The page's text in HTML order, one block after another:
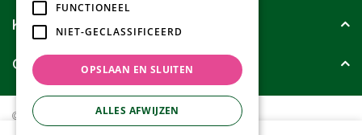
Klanten geven ons
Contact
© Tuincollectie.nl
Green Solutions
FUNCTIONEEL
NIET-GECLASSIFICEERD
OPSLAAN EN SLUITEN
ALLES AFWIJZEN